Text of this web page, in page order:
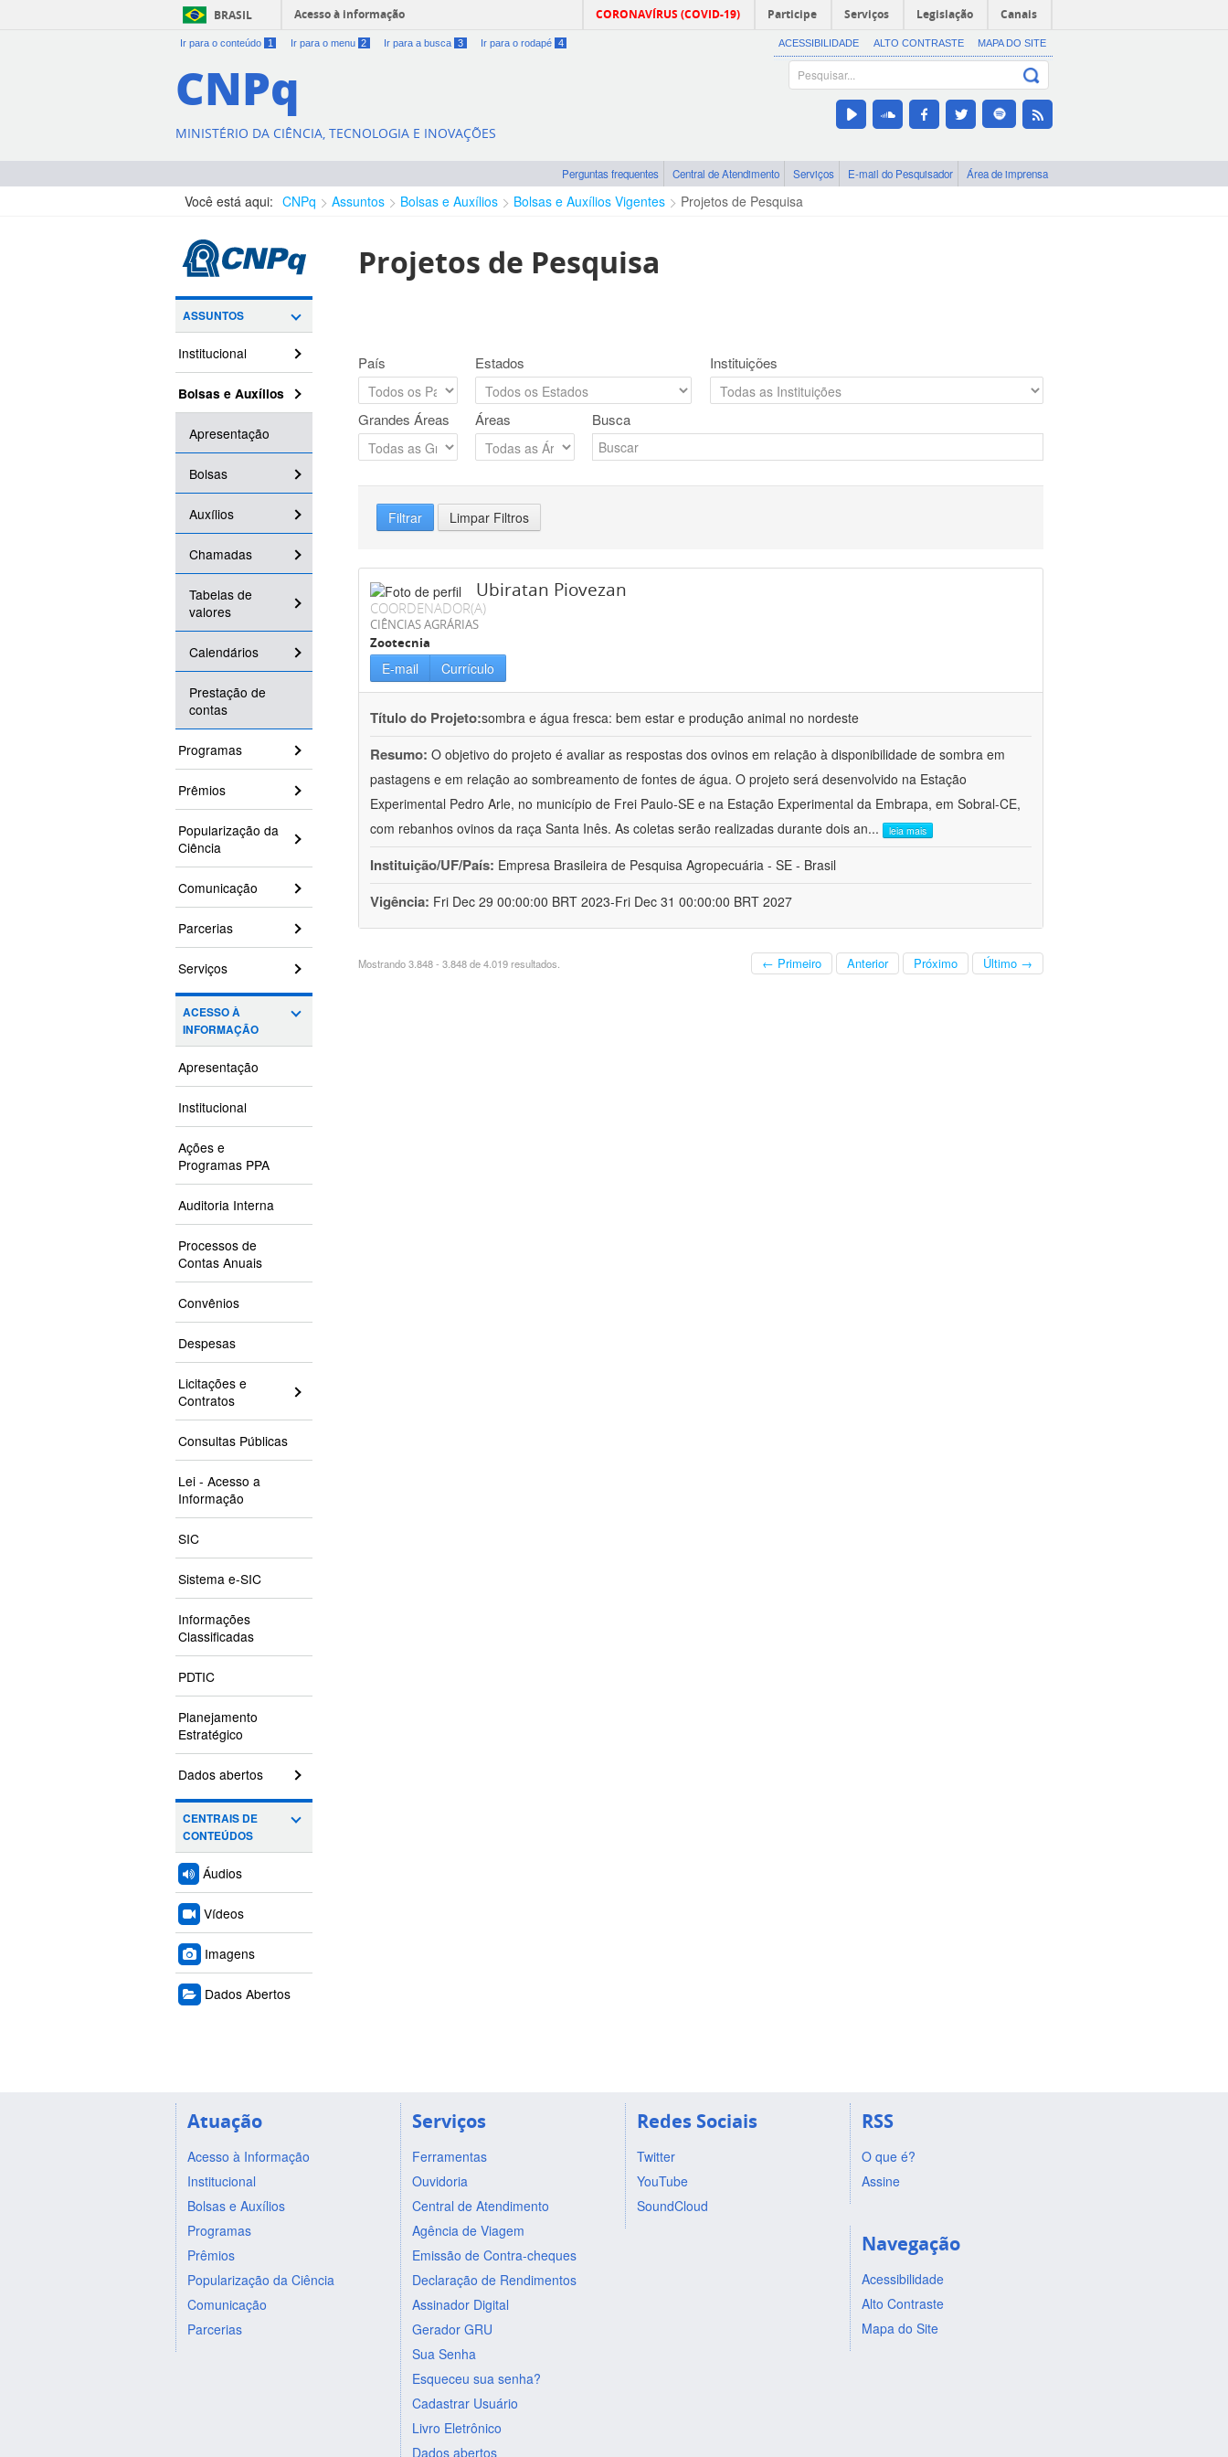
BRASIL Acesso à informação CORONAVÍRUS (COVID-19) Participe Serviços Legislação Canais
Ir para o conteúdo 1 Ir para o menu 2 Ir para a busca 3 Ir para o rodapé 4 ACESSIBILIDADE ALTO CONTRASTE MAPA DO SITE
CNPq
MINISTÉRIO DA CIÊNCIA, TECNOLOGIA E INOVAÇÕES
Perguntas frequentes Central de Atendimento Serviços E-mail do Pesquisador Área de imprensa
Você está aqui: CNPq Assuntos Bolsas e Auxílios Bolsas e Auxílios Vigentes Projetos de Pesquisa
ASSUNTOS
Institucional
Bolsas e Auxílios
Apresentação
Bolsas
Auxílios
Chamadas
Tabelas de
valores
Calendários
Prestação de
contas
Programas
Prêmios
Popularização da
Ciência
Comunicação
Parcerias
Serviços
ACESSO À
INFORMAÇÃO
Apresentação
Institucional
Ações e
Programas PPA
Auditoria Interna
Processos de
Contas Anuais
Convênios
Despesas
Licitações e
Contratos
Consultas Públicas
Lei - Acesso a
Informação
SIC
Sistema e-SIC
Informações
Classificadas
PDTIC
Planejamento
Estratégico
Dados abertos
CENTRAIS DE
CONTEÚDOS
Áudios
Vídeos
Imagens
Dados Abertos
Projetos de Pesquisa
País Estados Instituições
Grandes Áreas Áreas Busca
Filtrar Limpar Filtros
Ubiratan Piovezan
COORDENADOR(A)
CIÊNCIAS AGRÁRIAS
Zootecnia
E-mail Currículo
Título do Projeto:sombra e água fresca: bem estar e produção animal no nordeste
Resumo: O objetivo do projeto é avaliar as respostas dos ovinos em relação à disponibilidade de sombra em
pastagens e em relação ao sombreamento de fontes de água. O projeto será desenvolvido na Estação
Experimental Pedro Arle, no município de Frei Paulo-SE e na Estação Experimental da Embrapa, em Sobral-CE,
com rebanhos ovinos da raça Santa Inês. As coletas serão realizadas durante dois an... leia mais
Instituição/UF/País: Empresa Brasileira de Pesquisa Agropecuária - SE - Brasil
Vigência: Fri Dec 29 00:00:00 BRT 2023-Fri Dec 31 00:00:00 BRT 2027
Mostrando 3.848 - 3.848 de 4.019 resultados. ← Primeiro Anterior Próximo Último →
Atuação
Acesso à Informação
Institucional
Bolsas e Auxílios
Programas
Prêmios
Popularização da Ciência
Comunicação
Parcerias
Serviços
Ferramentas
Ouvidoria
Central de Atendimento
Agência de Viagem
Emissão de Contra-cheques
Declaração de Rendimentos
Assinador Digital
Gerador GRU
Sua Senha
Esqueceu sua senha?
Cadastrar Usuário
Livro Eletrônico
Dados abertos
Redes Sociais
Twitter
YouTube
SoundCloud
RSS
O que é?
Assine
Navegação
Acessibilidade
Alto Contraste
Mapa do Site